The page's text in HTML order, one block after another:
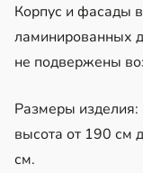
Корпус и фасады
ламинированных
не подвержены
Размеры
высота от 190 см
см.